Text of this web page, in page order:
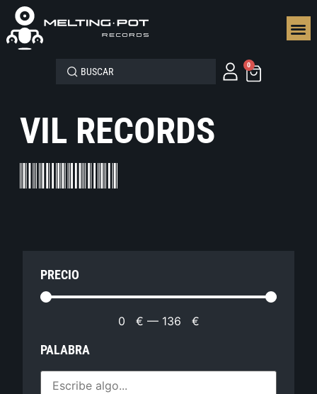
0
VIL RECORDS
PRECIO
0 € — 136 €
PALABRA